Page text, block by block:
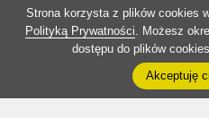
Strona korzysta z plików cookies
Polityką Prywatności. Możesz
dostępu do plików
Akceptuję